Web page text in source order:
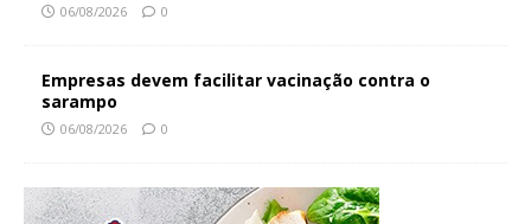
06/08/2026 0
Empresas devem facilitar vacinação contra o
sarampo
06/08/2026 0